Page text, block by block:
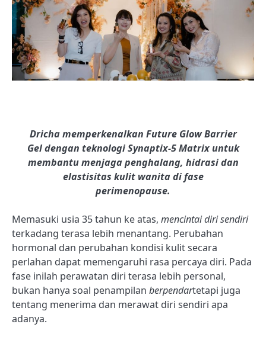
Dricha memperkenalkan Future Glow Barrier
Gel dengan teknologi Synaptix-5 Matrix untuk
membantu menjaga penghalang, hidrasi dan
elastisitas kulit wanita di fase
perimenopause.
Memasuki usia 35 tahun ke atas, mencintai diri sendiri
terkadang terasa lebih menantang. Perubahan
hormonal dan perubahan kondisi kulit secara
perlahan dapat memengaruhi rasa percaya diri. Pada
fase inilah perawatan diri terasa lebih personal,
bukan hanya soal penampilan berpendartetapi juga
tentang menerima dan merawat diri sendiri apa
adanya.